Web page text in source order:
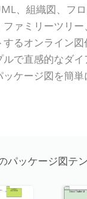
、組織図、フ
ァミリーツリー
るオンライン
で直感的なダイ
ッケージ図を簡
パッケージ図テ